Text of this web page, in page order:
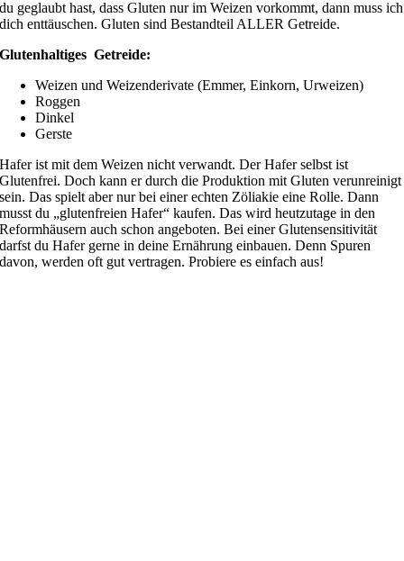
du geglaubt hast, dass Gluten nur im Weizen vorkommt, dann muss ich
dich enttäuschen. Gluten sind Bestandteil ALLER Getreide.
Glutenhaltiges Getreide:
Weizen und Weizenderivate (Emmer, Einkorn, Urweizen)
Roggen
Dinkel
Gerste
Hafer ist mit dem Weizen nicht verwandt. Der Hafer selbst ist
Glutenfrei. Doch kann er durch die Produktion mit Gluten verunreinigt
sein. Das spielt aber nur bei einer echten Zöliakie eine Rolle. Dann
musst du „glutenfreien Hafer“ kaufen. Das wird heutzutage in den
Reformhäusern auch schon angeboten. Bei einer Glutensensitivität
darfst du Hafer gerne in deine Ernährung einbauen. Denn Spuren
davon, werden oft gut vertragen. Probiere es einfach aus!